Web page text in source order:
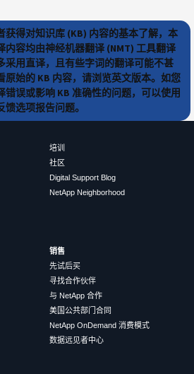
获得对知识库 (KB) 内容的基本了解，本
内容均由神经机器翻译 (NMT) 工具翻译
采用直译，且有些字词的翻译可能不甚
原始的 KB 内容，请浏览英文版本。如您
错误或影响 KB 准确性的问题，可以使用
选项报告问题。
培训
社区
Digital Support Blog
NetApp Neighborhood
销售
先试后买
寻找合作伙伴
与 NetApp 合作
美国公共部门合同
NetApp OnDemand 消费模式
数据远见者中心